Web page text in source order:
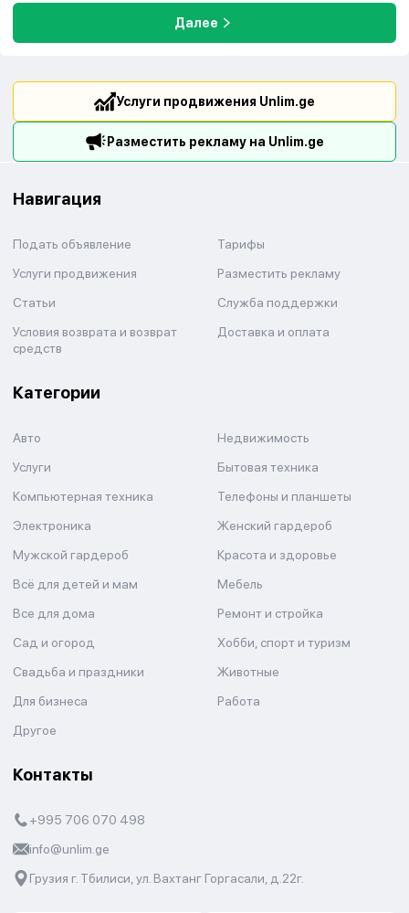
Далее
Услуги продвижения Unlim.ge
Разместить рекламу на Unlim.ge
Навигация
Подать объявление
Тарифы
Услуги продвижения
Разместить рекламу
Статьи
Служба поддержки
Условия возврата и возврат
средств
Доставка и оплата
Категории
Авто
Недвижимость
Услуги
Бытовая техника
Компьютерная техника
Телефоны и планшеты
Электроника
Женский гардероб
Мужской гардероб
Красота и здоровье
Всё для детей и мам
Мебель
Все для дома
Ремонт и стройка
Сад и огород
Хобби, спорт и туризм
Свадьба и праздники
Животные
Для бизнеса
Работа
Другое
Контакты
+995 706 070 498
info@unlim.ge
Грузия г. Тбилиси, ул. Вахтанг Горгасали, д.22г.